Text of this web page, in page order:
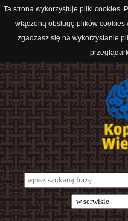
Ta strona wykorzystuje pliki cookies.
włączoną obsługę plików
zgadzasz się na wykorzystanie